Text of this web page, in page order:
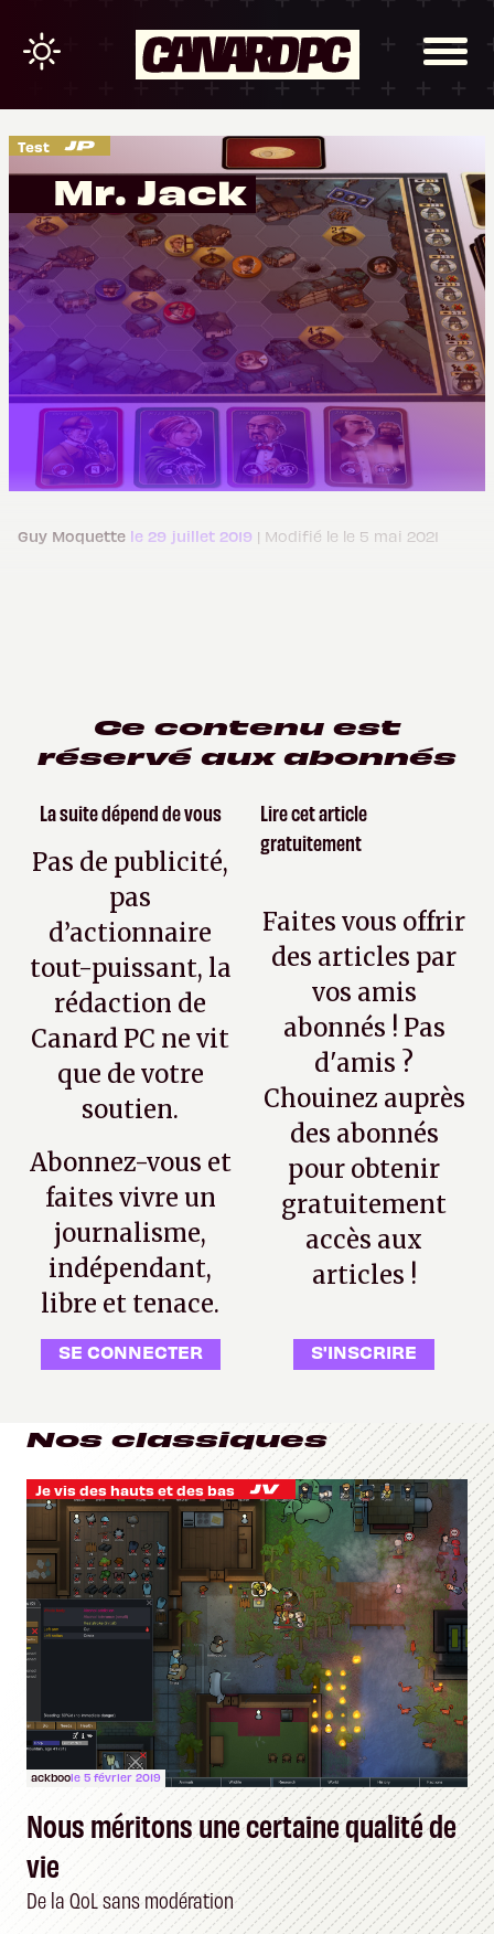
Test
Mr. Jack
Guy Moquette le 29 juillet 2019 | Modifié le le 5 mai 2021
Ce contenu est
réservé aux abonnés
La suite dépend de vous
Pas de publicité,
pas
d’actionnaire
tout-puissant, la
rédaction de
Canard PC ne vit
que de votre
soutien.
Abonnez-vous et
faites vivre un
journalisme,
indépendant,
libre et tenace.
SE CONNECTER
Lire cet article
gratuitement
Faites vous offrir
des articles par
vos amis
abonnés ! Pas
d'amis ?
Chouinez auprès
des abonnés
pour obtenir
gratuitement
accès aux
articles !
S'INSCRIRE
Nos classiques
Je vis des hauts et des bas
ackboole 5 février 2019
Nous méritons une certaine qualité de
vie
De la QoL sans modération